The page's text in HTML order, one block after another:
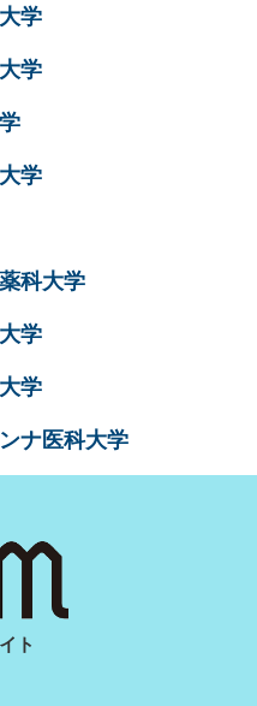
学
学
学
科大学
学
学
ナ医科大学
ト